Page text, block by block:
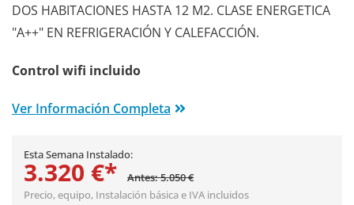
DOS HABITACIONES HASTA 12 M2. CLASE ENERGETICA
"A++" EN REFRIGERACIÓN Y CALEFACCIÓN.
Control wifi incluido
Ver Información Completa
Esta Semana Instalado:
3.320 €*
Antes: 5.050 €
Precio, equipo, Instalación básicae IVA incluidos